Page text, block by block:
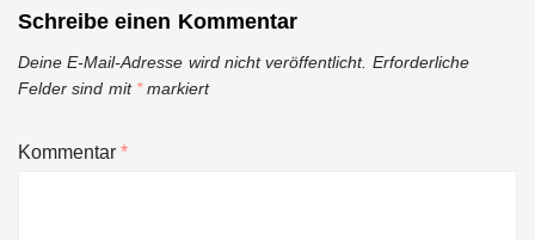
Schreibe einen Kommentar
Deine E-Mail-Adresse wird nicht veröffentlicht. Erforderliche
Felder sind mit *markiert
Kommentar*